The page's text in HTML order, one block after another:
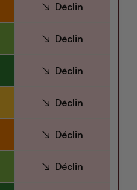
Déclin
Déclin
Déclin
Déclin
Déclin
Déclin